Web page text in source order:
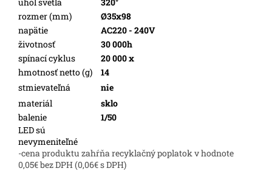
rozmer (mm)
Ø35x98
napätie
AC220 - 240V
životnosť
30 000h
spínací cyklus
20 000 x
hmotnosť netto (g)
14
stmievateľná
nie
materiál
sklo
balenie
1/50
LED sú
nevymeniteľné
-cena produktu zahŕňa recyklačný poplatok v hodnote
0,05€ bez DPH (0,06€ s DPH)